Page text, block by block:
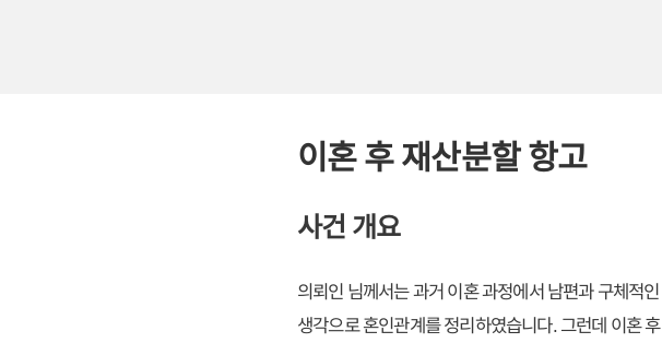
이혼 후 재산분할 항고
사건 개요
의뢰인 님께서는 과거 이혼 과정에서 남편과 구체적
생각으로 혼인관계를 정리하였습니다. 그런데 이혼